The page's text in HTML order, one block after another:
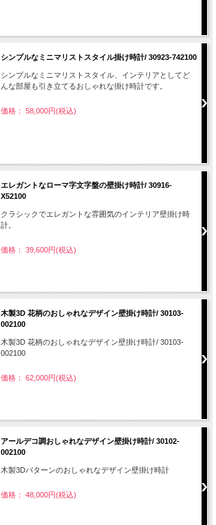
シンプルなミニマリストスタイル掛け時計/ 30923-742100
シンプルなミニマリストスタイル、インテリアとしてど
んな部屋も引き立てるおしゃれな掛け時計です。
価格： 58,000円(税込)
エレガントなローマ字文字盤の壁掛け時計/ 30916-
X52100
クラシックでエレガントな雰囲気のインテリア壁掛け時
計。
価格： 39,600円(税込)
木製3D 花柄のおしゃれなデザイン壁掛け時計/ 30103-
002100
木製3D 花柄のおしゃれなデザイン壁掛け時計/ 30103-
002100
価格： 62,000円(税込)
アールデコ調おしゃれなデザイン壁掛け時計/ 30102-
002100
木製3Dパターンのおしゃれなデザイン壁掛け時計
価格： 48,000円(税込)